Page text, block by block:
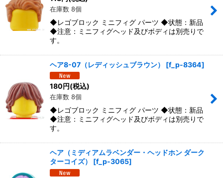
在庫数 8個
◆レゴブロック ミニフィグ パーツ ◆状態：新品
◆注意：ミニフィグヘッド及びボディは別売りで
す。
ヘア8-07（レディッシュブラウン） [f_p-8364]
180 円(税込)
在庫数 8個
◆レゴブロック ミニフィグ パーツ ◆状態：新品
◆注意：ミニフィグヘッド及びボディは別売りで
す。
ヘア（ミディアムラベンダー・ヘッドホン ダーク
ターコイズ）
[f_p-3065]